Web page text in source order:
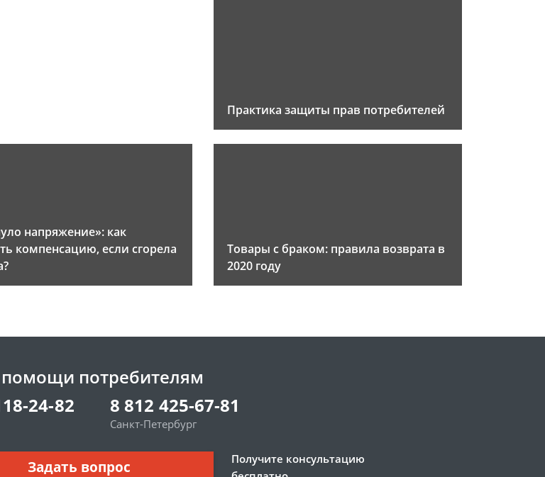
Практика защиты прав потребителей
напряжение»: как
компенсацию, если сгорела
Товары с браком: правила возврата в
2020 году
потребителям
24-82
8 812 425-67-81
Санкт-Петербург
Задать вопрос
Получите консультацию